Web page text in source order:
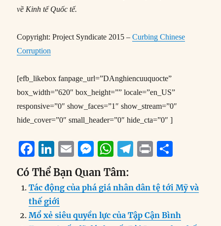
về Kinh tế Quốc tế.
Copyright: Project Syndicate 2015 –Curbing Chinese
Corruption
[efb_likebox fanpage_url=”DAnghiencuuquocte”
box_width=”620″ box_height=”” locale=”en_US”
responsive=”0″ show_faces=”1″ show_stream=”0″
hide_cover=”0″ small_header=”0″ hide_cta=”0″ ]
F
a
c
e
b
Li
n
k
e
d
E
m
ai
l
M
ss
e
n
W
h
at
s
A
T
e
g
r
P
n
t
a
re
Có Thể Bạn Quan Tâm:
Tác động của phá giá nhân dân tệ tới Mỹ và
thế giới
Mổ xẻ siêu quyền lực của Tập Cận Bình